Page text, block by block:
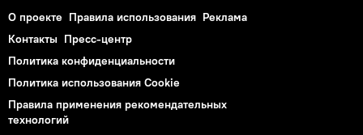
О проекте Правила использования Реклама
Контакты Пресс-центр
Политика конфиденциальности
Политика использования Cookie
Правила применения рекомендательных
технологий